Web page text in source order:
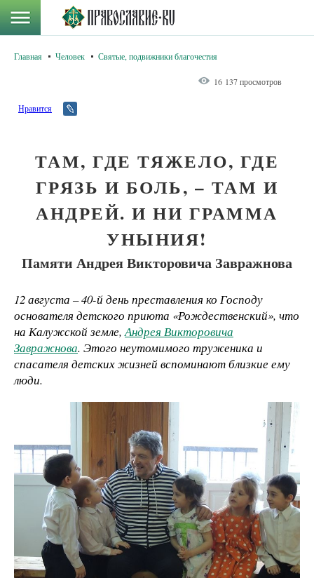
Главная Человек Святые, подвижники благочестия
16 137 просмотров
Нравится
ТАМ, ГДЕ ТЯЖЕЛО, ГДЕ
ГРЯЗЬ И БОЛЬ, – ТАМ И
АНДРЕЙ. И НИ ГРАММА
УНЫНИЯ!
Памяти Андрея Викторовича Завражнова
12 августа – 40-й день преставления ко Господу
основателя детского приюта «Рождественский», что
на Калужской земле,Андрея Викторовича
Завражнова. Этого неутомимого труженика и
спасателя детских жизней вспоминают близкие ему
люди.